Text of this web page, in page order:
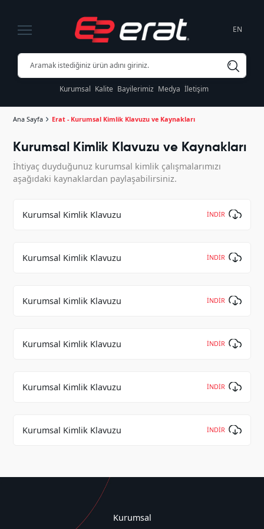
EN
Kurumsal Kalite Bayilerimiz Medya İletişim
Ana Sayfa Erat - Kurumsal Kimlik Klavuzu ve Kaynakları
Kurumsal Kimlik Klavuzu ve Kaynakları
İhtiyaç duyduğunuz kurumsal kimlik çalışmalarımızı
aşağıdaki kaynaklardan paylaşabilirsiniz.
Kurumsal Kimlik Klavuzu İNDİR
Kurumsal Kimlik Klavuzu İNDİR
Kurumsal Kimlik Klavuzu İNDİR
Kurumsal Kimlik Klavuzu İNDİR
Kurumsal Kimlik Klavuzu İNDİR
Kurumsal Kimlik Klavuzu İNDİR
Kurumsal